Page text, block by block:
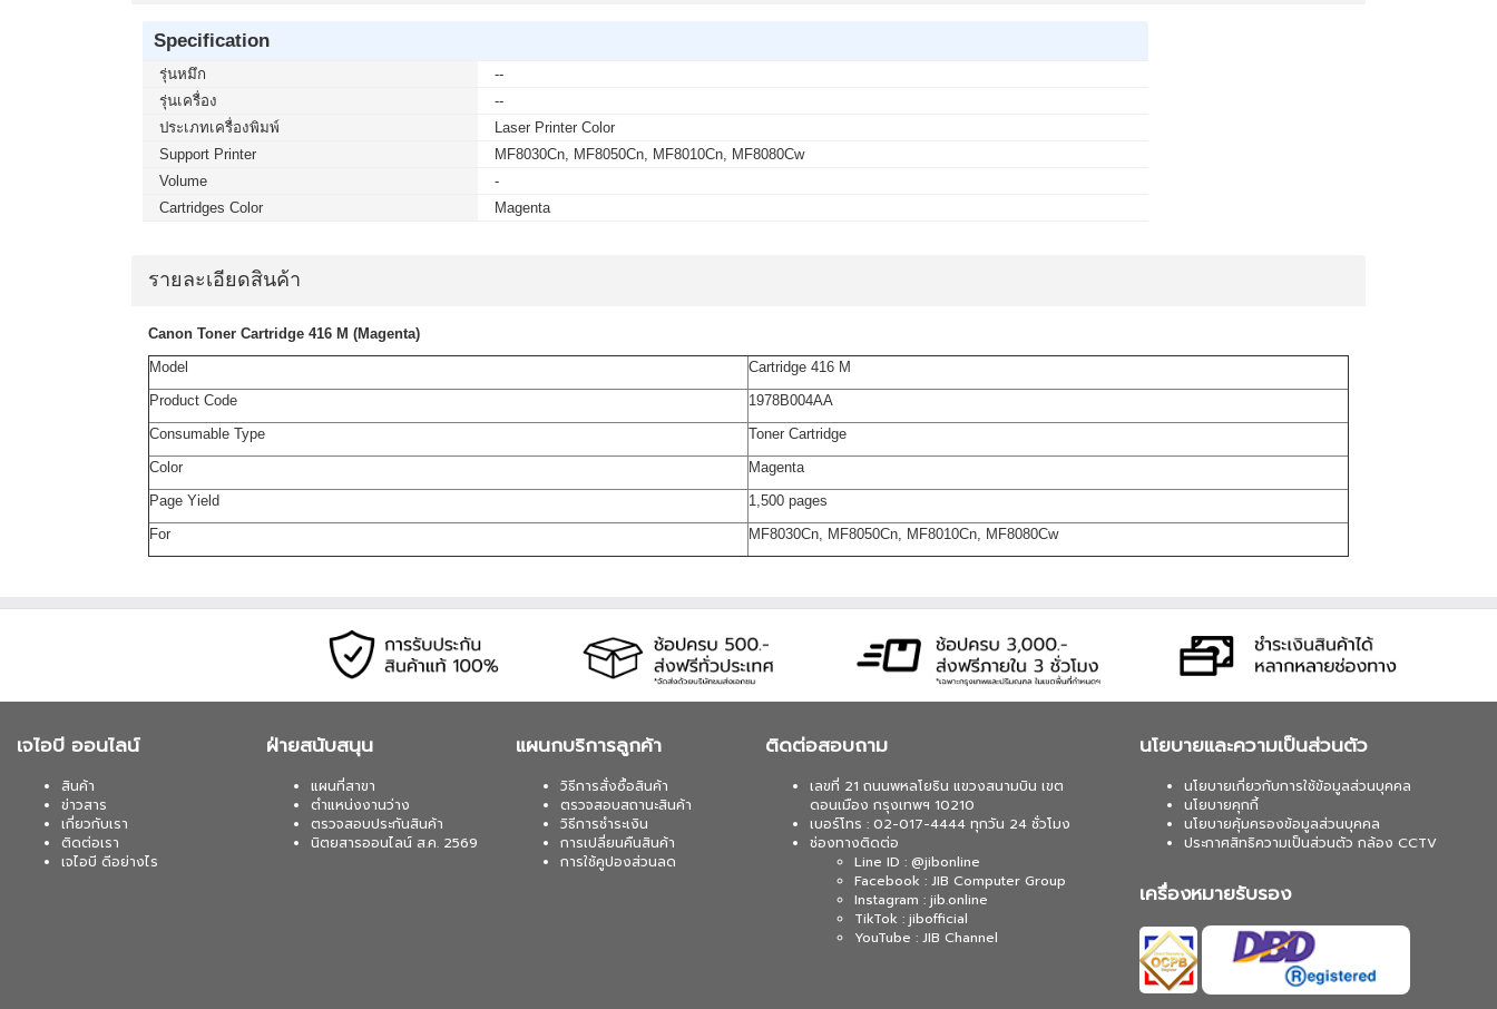
Specification
รุ่นหมึก
--
รุ่นเครื่อง
--
ประเภทเครื่องพิมพ์
Laser Printer Color
Support Printer
MF8030Cn, MF8050Cn, MF8010Cn, MF8080Cw
Volume
-
Cartridges Color
Magenta
รายละเอียดสินค้า
Canon Toner Cartridge 416 M (Magenta)
Model
Cartridge 416 M
Product Code
1978B004AA
Consumable Type
Toner Cartridge
Color
Magenta
Page Yield
1,500 pages
For
MF8030Cn, MF8050Cn, MF8010Cn, MF8080Cw
เจไอบี ออนไลน์
สินค้า
ข่าวสาร
เกี่ยวกับเรา
ติดต่อเรา
เจไอบี ดีอย่างไร
ฝ่ายสนับสนุน
แผนที่สาขา
ตำแหน่งงานว่าง
ตรวจสอบประกันสินค้า
นิตยสารออนไลน์ ส.ค. 2569
แผนกบริการลูกค้า
วิธีการสั่งซื้อสินค้า
ตรวจสอบสถานะสินค้า
วิธีการชำระเงิน
การเปลี่ยนคืนสินค้า
การใช้คูปองส่วนลด
ติดต่อสอบถาม
เลขที่ 21 ถนนพหลโยธิน แขวงสนามบิน เขต
ดอนเมือง กรุงเทพฯ 10210
เบอร์โทร : 02-017-4444 ทุกวัน 24 ชั่วโมง
ช่องทางติดต่อ
Line ID : @jibonline
Facebook : JIB Computer Group
Instagram : jib.online
TikTok : jibofficial
YouTube : JIB Channel
นโยบายและความเป็นส่วนตัว
นโยบายเกี่ยวกับการใช้ข้อมูลส่วนบุคคล
นโยบายคุกกี้
นโยบายคุ้มครองข้อมูลส่วนบุคคล
ประกาศสิทธิความเป็นส่วนตัว กล้อง CCTV
เครื่องหมายรับรอง